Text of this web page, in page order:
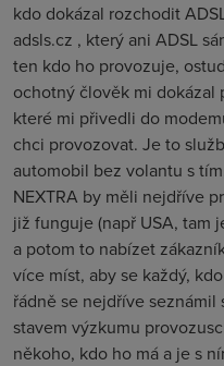
kdo dokázal rozchodit
adsls.cz , který ani ADSL
ten kdo ho provozuje,
ochotný člověk mi dokázal
které mi přivedli do
chci provozovat. Je to
automobil bez volantu s
NEXTRA by měli nejdříve
již funguje (např USA, tam
a potom to nabízet
více míst, aby se každý,
řádně se nejdříve seznámil
stavem výzkumu
někoho, kdo ho má a je s